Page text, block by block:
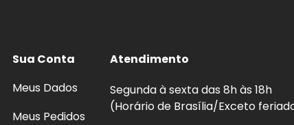
Sua Conta
Meus Dados
Meus Pedidos
Atendimento
Segunda à sexta das 8h às 18h
(Horário de Brasília/Exceto